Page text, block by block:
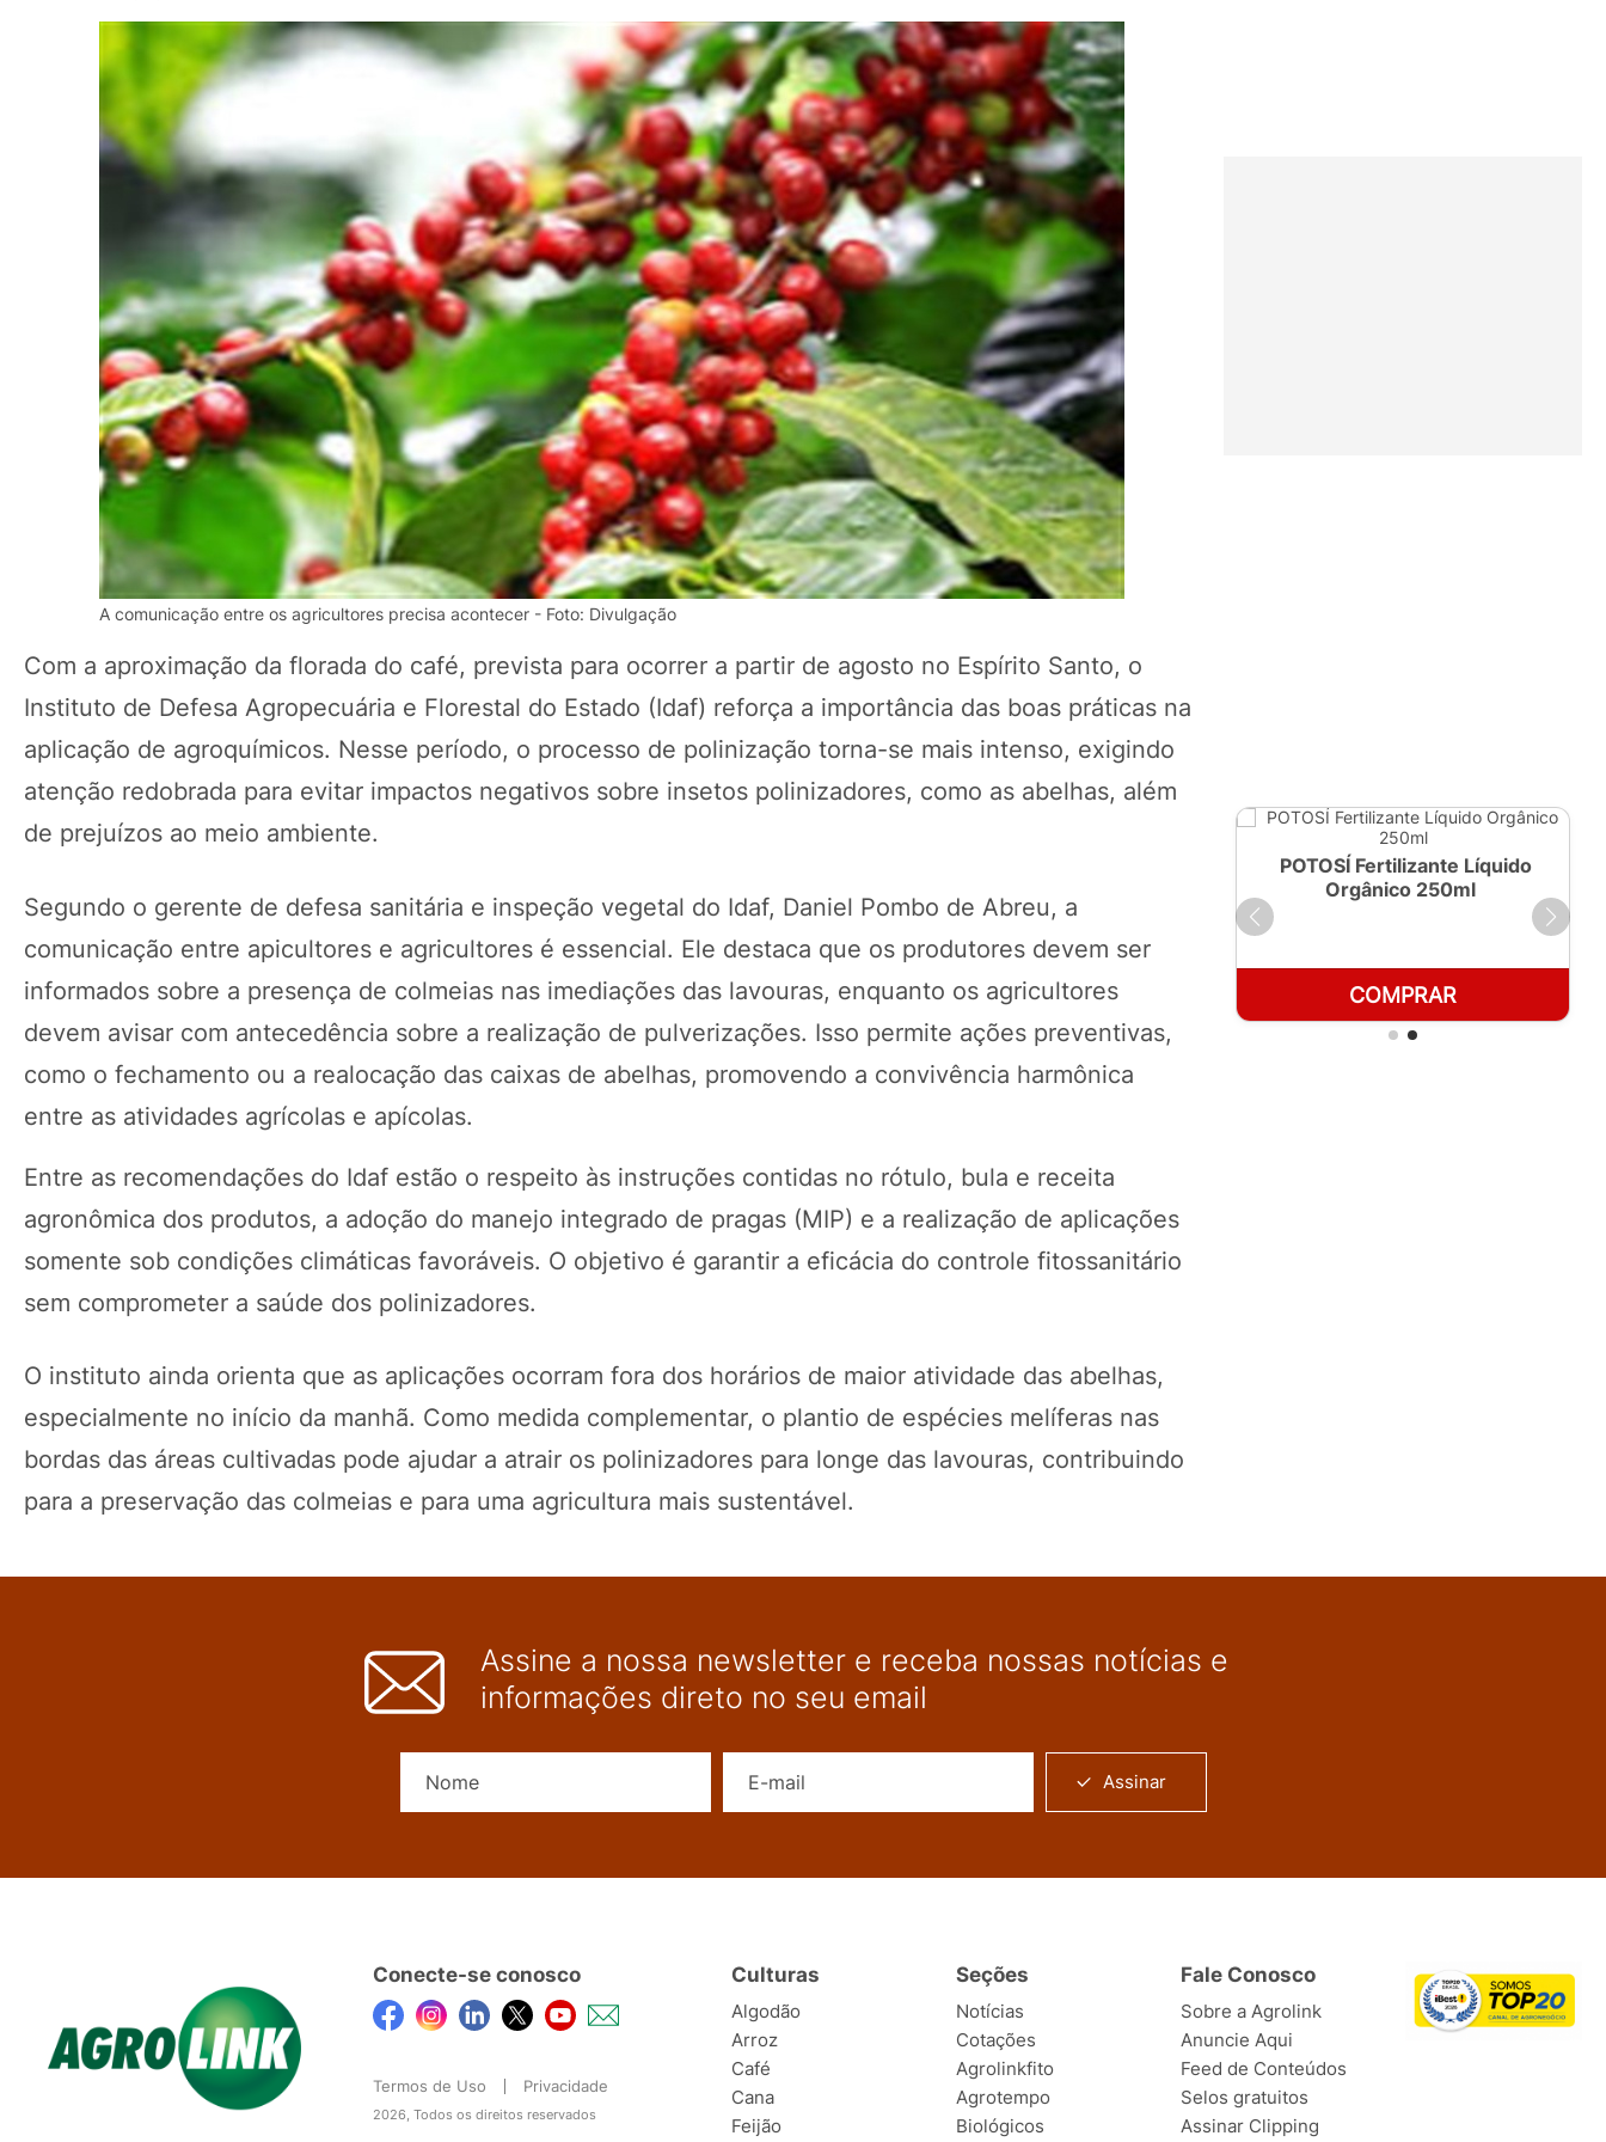
A comunicação entre os agricultores precisa acontecer - Foto: Divulgação
Com a aproximação da florada do café, prevista para ocorrer a partir de agosto no Espírito Santo, o
Instituto de Defesa Agropecuária e Florestal do Estado (Idaf) reforça a importância das boas práticas na
aplicação de agroquímicos. Nesse período, o processo de polinização torna-se mais intenso, exigindo
atenção redobrada para evitar impactos negativos sobre insetos polinizadores, como as abelhas, além
de prejuízos ao meio ambiente.
Segundo o gerente de defesa sanitária e inspeção vegetal do Idaf, Daniel Pombo de Abreu, a
comunicação entre apicultores e agricultores é essencial. Ele destaca que os produtores devem ser
informados sobre a presença de colmeias nas imediações das lavouras, enquanto os agricultores
devem avisar com antecedência sobre a realização de pulverizações. Isso permite ações preventivas,
como o fechamento ou a realocação das caixas de abelhas, promovendo a convivência harmônica
entre as atividades agrícolas e apícolas.
Entre as recomendações do Idaf estão o respeito às instruções contidas no rótulo, bula e receita
agronômica dos produtos, a adoção do manejo integrado de pragas (MIP) e a realização de aplicações
somente sob condições climáticas favoráveis. O objetivo é garantir a eficácia do controle fitossanitário
sem comprometer a saúde dos polinizadores.
O instituto ainda orienta que as aplicações ocorram fora dos horários de maior atividade das abelhas,
especialmente no início da manhã. Como medida complementar, o plantio de espécies melíferas nas
bordas das áreas cultivadas pode ajudar a atrair os polinizadores para longe das lavouras, contribuindo
para a preservação das colmeias e para uma agricultura mais sustentável.
COMPRAR
POTOSÍ Fertilizante Líquido
Orgânico 250ml
COMPRAR
Assine a nossa newsletter e receba nossas notícias e
informações direto no seu email
Assinar
Conecte-se conosco
Termos de Uso Privacidade
2026, Todos os direitos reservados
Culturas
Algodão
Arroz
Café
Cana
Feijão
Seções
Notícias
Cotações
Agrolinkfito
Agrotempo
Biológicos
Fale Conosco
Sobre a Agrolink
Anuncie Aqui
Feed de Conteúdos
Selos gratuitos
Assinar Clipping